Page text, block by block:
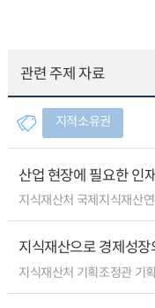
관련 주제 자료
지적소유권
산업 현장에 필요한 인
지식재산처 국제지식재산
지식재산으로 경제성
지식재산처 기획조정관 기